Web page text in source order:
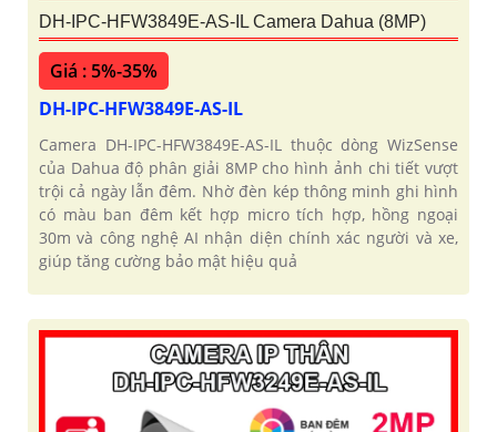
DH-IPC-HFW3849E-AS-IL Camera Dahua (8MP)
Giá : 5%-35%
DH-IPC-HFW3849E-AS-IL
Camera DH-IPC-HFW3849E-AS-IL thuộc dòng WizSense
của Dahua độ phân giải 8MP cho hình ảnh chi tiết vượt
trội cả ngày lẫn đêm. Nhờ đèn kép thông minh ghi hình
có màu ban đêm kết hợp micro tích hợp, hồng ngoại
30m và công nghệ AI nhận diện chính xác người và xe,
giúp tăng cường bảo mật hiệu quả